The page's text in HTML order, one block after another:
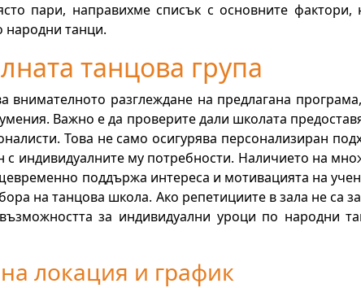
пари, направихме списък с основните фактори,
народни танци.
танцова група
разглеждане на предлагана
Важно е да проверите дали школата
Това не само осигурява персонализиран
с индивидуалните му потребности. Наличието на
поддържа интереса и мотивацията на
на танцова школа. Ако репетициите в зала не са за
за индивидуални уроци по народни
локация и график